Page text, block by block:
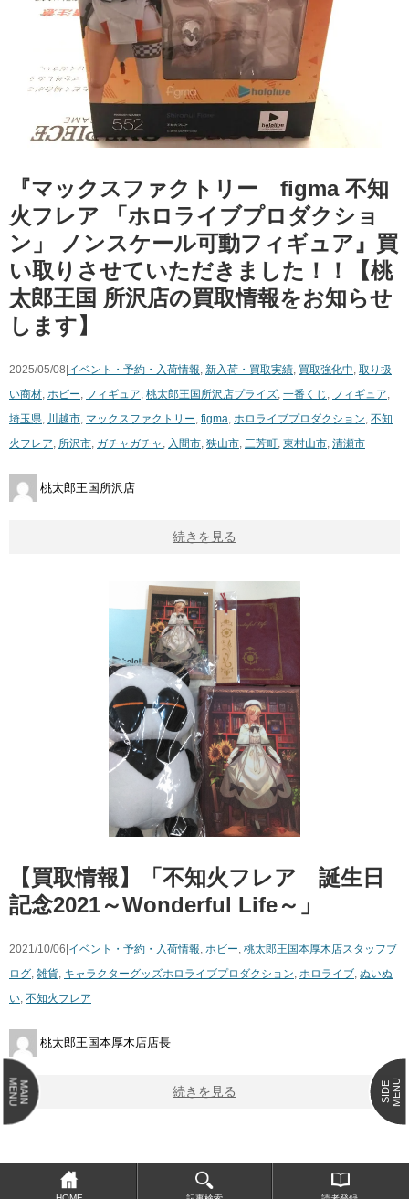
『マックスファクトリー figma 不知
火フレア 「ホロライブプロダクショ
ン」 ノンスケール可動フィギュア』買
い取りさせていただきました！！【桃
太郎王国 所沢店の買取情報をお知らせ
します】
2025/05/08| イベント・予約・入荷情報, 新入荷・買取実績, 買取強化中, 取り扱
い商材, ホビー, フィギュア, 桃太郎王国所沢店プライズ, 一番くじ , フィギュア,
埼玉県, 川越市, マックスファクトリー, figma, ホロライブプロダクション, 不知
火フレア, 所沢市, ガチャガチャ , 入間市, 狭山市, 三芳町, 東村山市, 清瀬市
桃太郎王国所沢店
続きを見る
【買取情報】「不知火フレア 誕生日
記念2021～Wonderful Life～」
2021/10/06| イベント・予約・入荷情報, ホビー, 桃太郎王国本厚木店スタッフブ
ログ, 雑貨, キャラクターグッズホロライブプロダクション, ホロライブ, ぬいぬ
い, 不知火フレア
桃太郎王国本厚木店店長
続きを見る
MAIN
MENU SIDEMENU